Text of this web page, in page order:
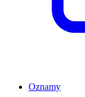
Oznamy